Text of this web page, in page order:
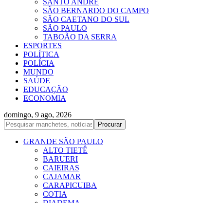
SANTO ANDRÉ
SÃO BERNARDO DO CAMPO
SÃO CAETANO DO SUL
SÃO PAULO
TABOÃO DA SERRA
ESPORTES
POLÍTICA
POLÍCIA
MUNDO
SAÚDE
EDUCAÇÃO
ECONOMIA
domingo, 9 ago, 2026
GRANDE SÃO PAULO
ALTO TIETÊ
BARUERI
CAIEIRAS
CAJAMAR
CARAPICUIBA
COTIA